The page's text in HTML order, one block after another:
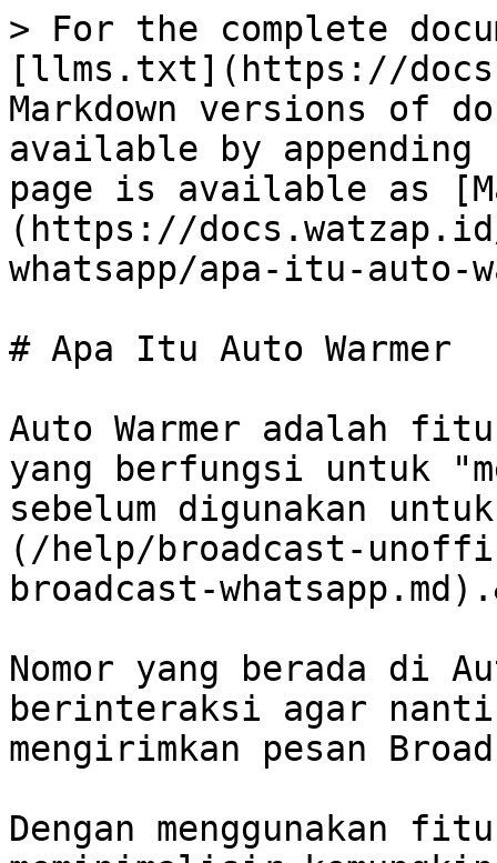
> For the complete
[llms.txt](https://
Markdown versions of
available by
page is available as
(https://
whatsapp/apa-itu-auto-
# Apa Itu Auto Warmer
Auto Warmer adalah
yang berfungsi untuk
sebelum digunakan
(/help/broadcast-
broadcast-
Nomor yang berada di
berinteraksi agar
mengirimkan pesan
Dengan menggunakan